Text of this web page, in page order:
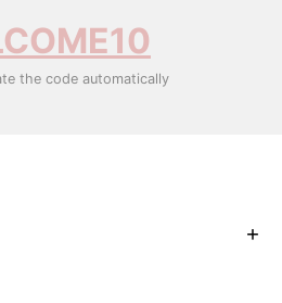
the code automatically